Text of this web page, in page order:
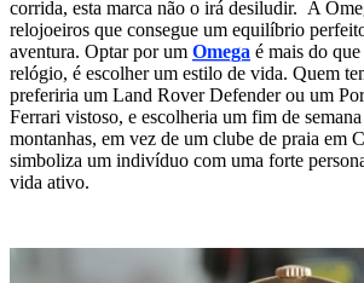
corrida, esta marca não o irá desiludir. A
relojoeiros que consegue um equilíbrio
aventura. Optar por um Omega é mais do
relógio, é escolher um estilo de vida. Quem
preferiria um Land Rover Defender ou um
Ferrari vistoso, e escolheria um fim de
montanhas, em vez de um clube de praia em
simboliza um indivíduo com uma forte
vida ativo.